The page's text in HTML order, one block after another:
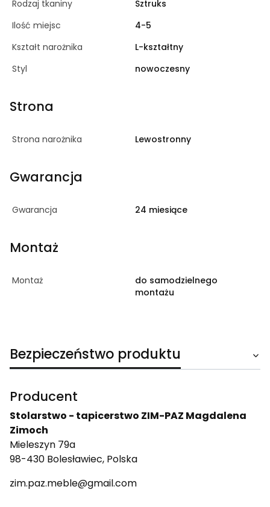
Rodzaj tkaniny
Sztruks
Ilość miejsc
4-5
Kształt narożnika
L-kształtny
Styl
nowoczesny
Strona
Strona narożnika Lewostronny
Gwarancja
Gwarancja 24 miesiące
Montaż
Montaż
do samodzielnego
montażu
Bezpieczeństwo produktu
Producent
Stolarstwo - tapicerstwo ZIM-PAZ Magdalena
Zimoch
Mieleszyn 79a
98-430 Bolesławiec, Polska
zim.paz.meble@gmail.com